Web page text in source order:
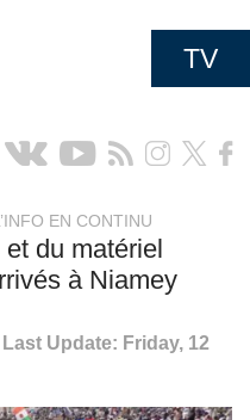
TV
EN CONTINU
du matériel
à Niamey
Last Update: Friday, 12